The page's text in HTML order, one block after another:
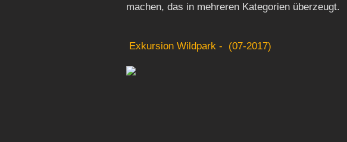
machen, das in mehreren Kategorien überzeugt.
Exkursion Wildpark - (07-2017)